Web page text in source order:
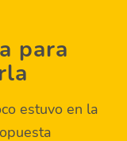
para
estuvo en la